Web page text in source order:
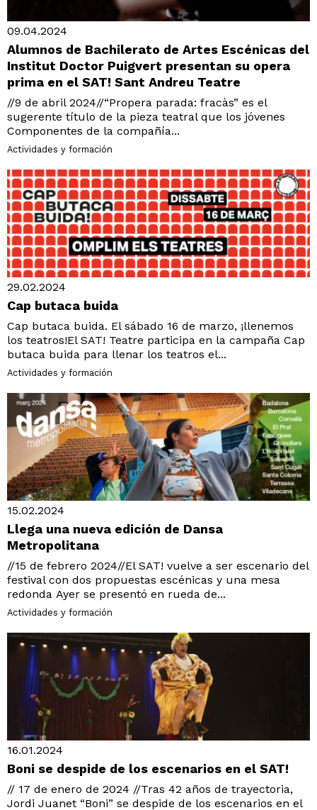
09.04.2024
Alumnos de Bachilerato de Artes Escénicas del
Institut Doctor Puigvert presentan su opera
prima en el SAT! Sant Andreu Teatre
//9 de abril 2024//“Propera parada: fracàs” es el
sugerente título de la pieza teatral que los jóvenes
Componentes de la compañía...
Actividades y formación
29.02.2024
Cap butaca buida
Cap butaca buida. El sábado 16 de marzo, ¡llenemos
los teatros!El SAT! Teatre participa en la campaña Cap
butaca buida para llenar los teatros el...
Actividades y formación
15.02.2024
Llega una nueva edición de Dansa
Metropolitana
//15 de febrero 2024//El SAT! vuelve a ser escenario del
festival con dos propuestas escénicas y una mesa
redonda Ayer se presentó en rueda de...
Actividades y formación
16.01.2024
Boni se despide de los escenarios en el SAT!
// 17 de enero de 2024 //Tras 42 años de trayectoria,
Jordi Juanet “Boni” se despide de los escenarios en el